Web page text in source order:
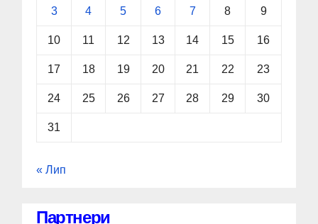
3 4 5 6 7 8 9
10 11 12 13 14 15 16
17 18 19 20 21 22 23
24 25 26 27 28 29 30
31
« Лип
Партнери